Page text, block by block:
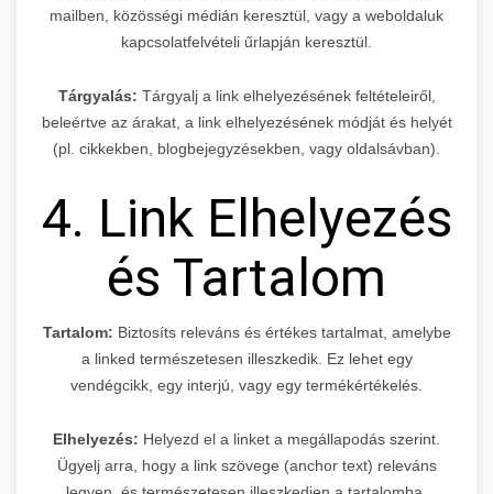
mailben, közösségi médián keresztül, vagy a weboldaluk
kapcsolatfelvételi űrlapján keresztül.
Tárgyalás: Tárgyalj a link elhelyezésének feltételeiről,
beleértve az árakat, a link elhelyezésének módját és helyét
(pl. cikkekben, blogbejegyzésekben, vagy oldalsávban).
4. Link Elhelyezés
és Tartalom
Tartalom: Biztosíts releváns és értékes tartalmat, amelybe
a linked természetesen illeszkedik. Ez lehet egy
vendégcikk, egy interjú, vagy egy termékértékelés.
Elhelyezés: Helyezd el a linket a megállapodás szerint.
Ügyelj arra, hogy a link szövege (anchor text) releváns